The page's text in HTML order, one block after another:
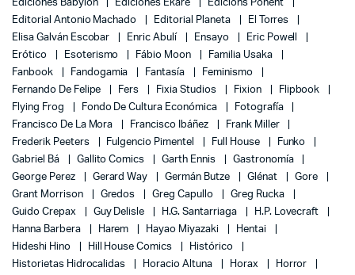
Ediciones Babylon
Ediciones Ekaré
Edicions Ponent
Editorial Antonio Machado
Editorial Planeta
El Torres
Elisa Galván Escobar
Enric Abulí Ensayo
Eric Powell
Erótico
Esoterismo Fábio Moon
Familia Usaka
Fanbook
Fandogamia Fantasía
Feminismo
Fernando De Felipe
Fers Fixia Studios Fixion
Flipbook
Flying Frog
Fondo De Cultura Económica
Fotografía
Francisco De La Mora
Francisco Ibáñez
Frank Miller
Frederik Peeters
Fulgencio Pimentel Full House
Funko
Gabriel Bá
Gallito Comics Garth Ennis
Gastronomía
George Perez
Gerard Way Germán Butze Glénat
Gore
Grant Morrison
Gredos Greg Capullo
Greg Rucka
Guido Crepax
Guy Delisle H.G. Santarriaga
H.P. Lovecraft
Hanna Barbera
Harem Hayao Miyazaki
Hentai
Hideshi Hino
Hill House Comics
Histórico
Historietas Hidrocalidas
Horacio Altuna Horax
Horror